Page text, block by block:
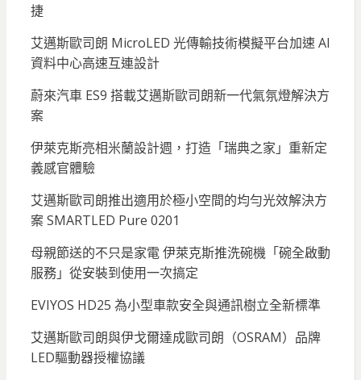
捷
艾邁斯歐司朗 MicroLED 光傳輸技術模擬平台加速 AI
資料中心高速互連設計
蔚來汽車 ES9 搭載艾邁斯歐司朗新一代氣氛燈解決方
案
伊萊克斯亮相米蘭設計週，打造「瑞典之家」重新定
義感官體驗
艾邁斯歐司朗推出適用於極小空間的均勻光效解決方
案 SMARTLED Pure 0201
母親節送的不只是家電 伊萊克斯推洗碗機「碗全啟動
服務」從安裝到使用一次搞定
EVIYOS HD25 為小型車款安全與通訊樹立全新標準
艾邁斯歐司朗與伊戈爾達成歐司朗（OSRAM）品牌
LED驅動器授權協議